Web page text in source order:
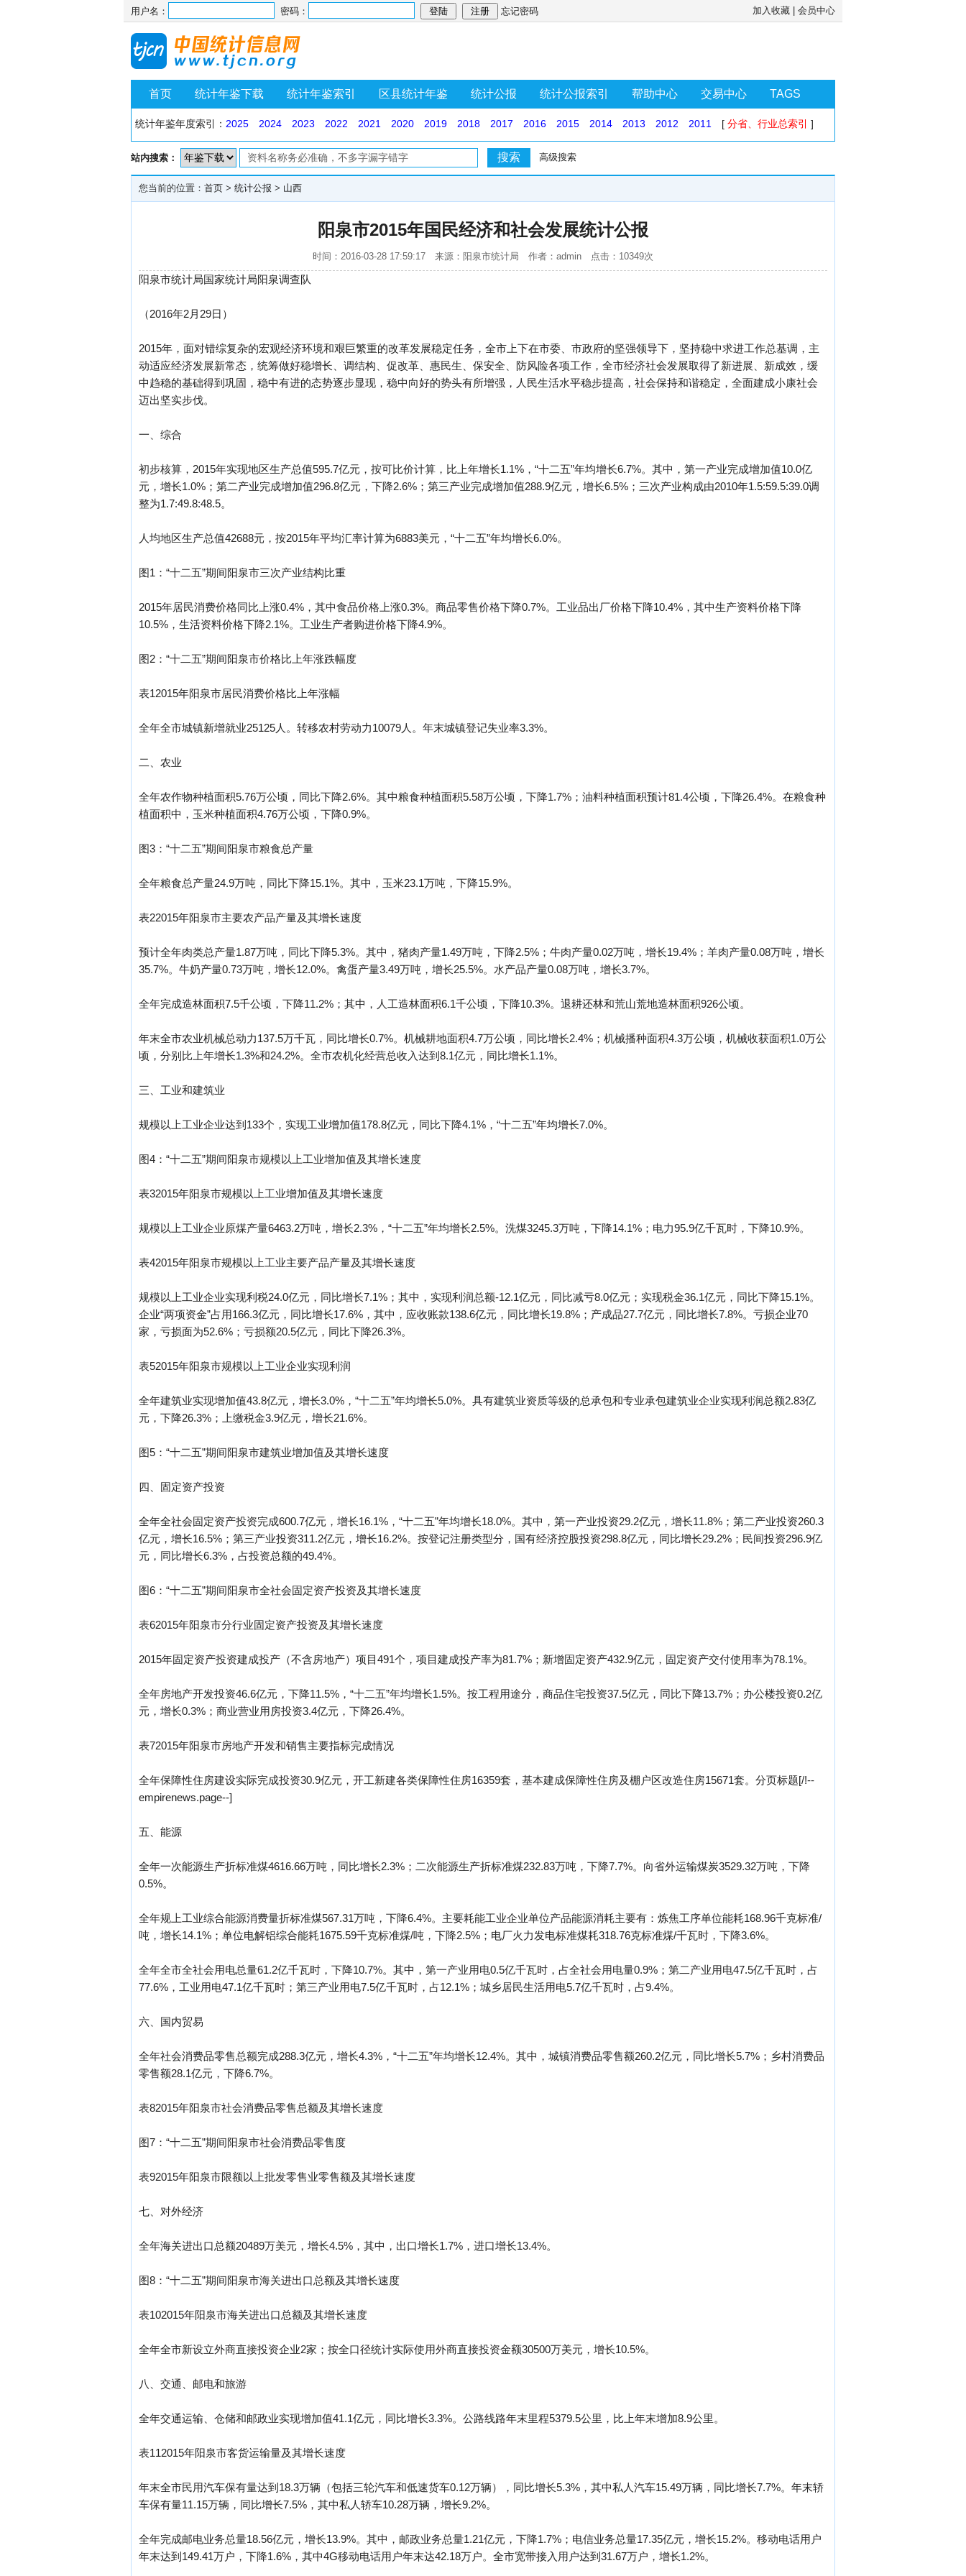
用户名： 密码： 忘记密码 加入收藏 会员中心
首页 统计年鉴下载 统计年鉴索引 区县统计年鉴 统计公报 统计公报索引 帮助中心 交易中心 TAGS
统计年鉴年度索引： 2025 2024 2023 2022 2021 2020 2019 2018 2017 2016 2015 2014 2013 2012 2011 [ 分省、行业总索引 ]
站内搜索： 高级搜索
您当前的位置： 首页 > 统计公报 > 山西
阳泉市2015年国民经济和社会发展统计公报
时间：2016-03-28 17:59:17 来源：阳泉市统计局 作者：admin 点击：10349次
阳泉市统计局国家统计局阳泉调查队
（2016年2月29日）
2015年，面对错综复杂的宏观经济环境和艰巨繁重的改革发展稳定任务，全市上下在市委、市政府的坚强领导下，坚持稳中求进工作总基调，主
动适应经济发展新常态，统筹做好稳增长、调结构、促改革、惠民生、保安全、防风险各项工作，全市经济社会发展取得了新进展、新成效，缓
中趋稳的基础得到巩固，稳中有进的态势逐步显现，稳中向好的势头有所增强，人民生活水平稳步提高，社会保持和谐稳定，全面建成小康社会
迈出坚实步伐。
一、综合
初步核算，2015年实现地区生产总值595.7亿元，按可比价计算，比上年增长1.1%，“十二五”年均增长6.7%。其中，第一产业完成增加值10.0亿
元，增长1.0%；第二产业完成增加值296.8亿元，下降2.6%；第三产业完成增加值288.9亿元，增长6.5%；三次产业构成由2010年1.5:59.5:39.0调
整为1.7:49.8:48.5。
人均地区生产总值42688元，按2015年平均汇率计算为6883美元，“十二五”年均增长6.0%。
图1：“十二五”期间阳泉市三次产业结构比重
2015年居民消费价格同比上涨0.4%，其中食品价格上涨0.3%。商品零售价格下降0.7%。工业品出厂价格下降10.4%，其中生产资料价格下降
10.5%，生活资料价格下降2.1%。工业生产者购进价格下降4.9%。
图2：“十二五”期间阳泉市价格比上年涨跌幅度
表12015年阳泉市居民消费价格比上年涨幅
全年全市城镇新增就业25125人。转移农村劳动力10079人。年末城镇登记失业率3.3%。
二、农业
全年农作物种植面积5.76万公顷，同比下降2.6%。其中粮食种植面积5.58万公顷，下降1.7%；油料种植面积预计81.4公顷，下降26.4%。在粮食种
植面积中，玉米种植面积4.76万公顷，下降0.9%。
图3：“十二五”期间阳泉市粮食总产量
全年粮食总产量24.9万吨，同比下降15.1%。其中，玉米23.1万吨，下降15.9%。
表22015年阳泉市主要农产品产量及其增长速度
预计全年肉类总产量1.87万吨，同比下降5.3%。其中，猪肉产量1.49万吨，下降2.5%；牛肉产量0.02万吨，增长19.4%；羊肉产量0.08万吨，增长
35.7%。牛奶产量0.73万吨，增长12.0%。禽蛋产量3.49万吨，增长25.5%。水产品产量0.08万吨，增长3.7%。
全年完成造林面积7.5千公顷，下降11.2%；其中，人工造林面积6.1千公顷，下降10.3%。退耕还林和荒山荒地造林面积926公顷。
年末全市农业机械总动力137.5万千瓦，同比增长0.7%。机械耕地面积4.7万公顷，同比增长2.4%；机械播种面积4.3万公顷，机械收获面积1.0万公
顷，分别比上年增长1.3%和24.2%。全市农机化经营总收入达到8.1亿元，同比增长1.1%。
三、工业和建筑业
规模以上工业企业达到133个，实现工业增加值178.8亿元，同比下降4.1%，“十二五”年均增长7.0%。
图4：“十二五”期间阳泉市规模以上工业增加值及其增长速度
表32015年阳泉市规模以上工业增加值及其增长速度
规模以上工业企业原煤产量6463.2万吨，增长2.3%，“十二五”年均增长2.5%。洗煤3245.3万吨，下降14.1%；电力95.9亿千瓦时，下降10.9%。
表42015年阳泉市规模以上工业主要产品产量及其增长速度
规模以上工业企业实现利税24.0亿元，同比增长7.1%；其中，实现利润总额-12.1亿元，同比减亏8.0亿元；实现税金36.1亿元，同比下降15.1%。
企业“两项资金”占用166.3亿元，同比增长17.6%，其中，应收账款138.6亿元，同比增长19.8%；产成品27.7亿元，同比增长7.8%。亏损企业70
家，亏损面为52.6%；亏损额20.5亿元，同比下降26.3%。
表52015年阳泉市规模以上工业企业实现利润
全年建筑业实现增加值43.8亿元，增长3.0%，“十二五”年均增长5.0%。具有建筑业资质等级的总承包和专业承包建筑业企业实现利润总额2.83亿
元，下降26.3%；上缴税金3.9亿元，增长21.6%。
图5：“十二五”期间阳泉市建筑业增加值及其增长速度
四、固定资产投资
全年全社会固定资产投资完成600.7亿元，增长16.1%，“十二五”年均增长18.0%。其中，第一产业投资29.2亿元，增长11.8%；第二产业投资260.3
亿元，增长16.5%；第三产业投资311.2亿元，增长16.2%。按登记注册类型分，国有经济控股投资298.8亿元，同比增长29.2%；民间投资296.9亿
元，同比增长6.3%，占投资总额的49.4%。
图6：“十二五”期间阳泉市全社会固定资产投资及其增长速度
表62015年阳泉市分行业固定资产投资及其增长速度
2015年固定资产投资建成投产（不含房地产）项目491个，项目建成投产率为81.7%；新增固定资产432.9亿元，固定资产交付使用率为78.1%。
全年房地产开发投资46.6亿元，下降11.5%，“十二五”年均增长1.5%。按工程用途分，商品住宅投资37.5亿元，同比下降13.7%；办公楼投资0.2亿
元，增长0.3%；商业营业用房投资3.4亿元，下降26.4%。
表72015年阳泉市房地产开发和销售主要指标完成情况
全年保障性住房建设实际完成投资30.9亿元，开工新建各类保障性住房16359套，基本建成保障性住房及棚户区改造住房15671套。分页标题[/!--
empirenews.page--]
五、能源
全年一次能源生产折标准煤4616.66万吨，同比增长2.3%；二次能源生产折标准煤232.83万吨，下降7.7%。向省外运输煤炭3529.32万吨，下降
0.5%。
全年规上工业综合能源消费量折标准煤567.31万吨，下降6.4%。主要耗能工业企业单位产品能源消耗主要有：炼焦工序单位能耗168.96千克标准/
吨，增长14.1%；单位电解铝综合能耗1675.59千克标准煤/吨，下降2.5%；电厂火力发电标准煤耗318.76克标准煤/千瓦时，下降3.6%。
全年全市全社会用电总量61.2亿千瓦时，下降10.7%。其中，第一产业用电0.5亿千瓦时，占全社会用电量0.9%；第二产业用电47.5亿千瓦时，占
77.6%，工业用电47.1亿千瓦时；第三产业用电7.5亿千瓦时，占12.1%；城乡居民生活用电5.7亿千瓦时，占9.4%。
六、国内贸易
全年社会消费品零售总额完成288.3亿元，增长4.3%，“十二五”年均增长12.4%。其中，城镇消费品零售额260.2亿元，同比增长5.7%；乡村消费品
零售额28.1亿元，下降6.7%。
表82015年阳泉市社会消费品零售总额及其增长速度
图7：“十二五”期间阳泉市社会消费品零售度
表92015年阳泉市限额以上批发零售业零售额及其增长速度
七、对外经济
全年海关进出口总额20489万美元，增长4.5%，其中，出口增长1.7%，进口增长13.4%。
图8：“十二五”期间阳泉市海关进出口总额及其增长速度
表102015年阳泉市海关进出口总额及其增长速度
全年全市新设立外商直接投资企业2家；按全口径统计实际使用外商直接投资金额30500万美元，增长10.5%。
八、交通、邮电和旅游
全年交通运输、仓储和邮政业实现增加值41.1亿元，同比增长3.3%。公路线路年末里程5379.5公里，比上年末增加8.9公里。
表112015年阳泉市客货运输量及其增长速度
年末全市民用汽车保有量达到18.3万辆（包括三轮汽车和低速货车0.12万辆），同比增长5.3%，其中私人汽车15.49万辆，同比增长7.7%。年末轿
车保有量11.15万辆，同比增长7.5%，其中私人轿车10.28万辆，增长9.2%。
全年完成邮电业务总量18.56亿元，增长13.9%。其中，邮政业务总量1.21亿元，下降1.7%；电信业务总量17.35亿元，增长15.2%。移动电话用户
年末达到149.41万户，下降1.6%，其中4G移动电话用户年末达42.18万户。全市宽带接入用户达到31.67万户，增长1.2%。